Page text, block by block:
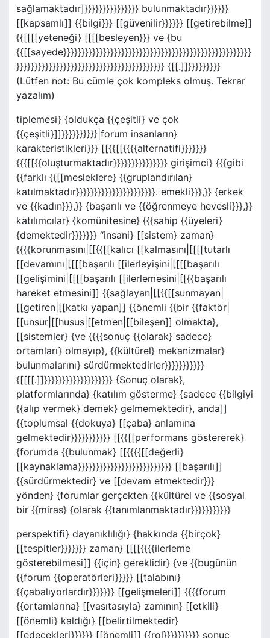
sağlamaktadır]}}}}}}}}}}}}}}} bulunmaktadır}}}}}}
[[kapsamlı]] {{bilgi}}} [[güvenilir}}}}}} [[getirebilme]]
{{[[[[yeteneği} [[[[besleyen}}} ve {bu
{{[[sayede}}}}}}}}}}}}}}}}}}}}}}}}}}}}}}}}}}}}}}}}}}}}}}}}}}}}
}}}}}}}}}}}}}}}}}}}}}}}}}}}}}}}}}}}}}}}}} {[[.]]}}}}}}}}}
(Lütfen not: Bu cümle çok kompleks olmuş. Tekrar
yazalım)
tiplemesi} {oldukça {{çeşitli} ve çok
{{çeşitli}]]}}}}}}}}}}|forum insanların}
karakteristikleri}}} [[{{[[{{{{alternatifi}}}}}}}
{{{[[{{oluşturmaktadır}}}}}}}}}}}}}}} girişimci} {{{gibi
{{farklı {{[[mesleklere} {{gruplandırılan}
katılmaktadır}}}}}}}}}}}}}}}}}}}}}}. emekli}}},}} {erkek
ve {{kadın}}},}} {başarılı ve {{öğrenmeye hevesli}}},}}
katılımcılar} {komünitesine} {{{sahip {{üyeleri}
{demektedir}}}}}}} “insani} [[sistem} zaman}
{{{{korunmasını|[[{{[[kalıcı [[kalmasını|[[[[tutarlı
[[devamını|[[[[başarılı [[ilerleyişini|[[[[başarılı
[[gelişimini|[[[[başarılı [[ilerlemesini|[[{{başarılı
hareket etmesini]] {{sağlayan|[[{{[[sunmayan|
[[getiren|[[katkı yapan]] {{önemli {{bir {{faktör|
[[unsur|[[husus|[[etmen|[[bileşen]] olmakta},
[[sistemler} {ve {{{{sonuç {{olarak} sadece}
ortamları} olmayıp}, {{kültürel} mekanizmalar}
bulunmalarını} sürdürmektedirler}}}}}}}}}}}
{[[[[.]]}}}}}}}}}}}}}}}}}}} {Sonuç olarak},
platformlarında} {katılım gösterme} {sadece {{bilgiyi
{{alıp vermek} demek} gelmemektedir}, anda]]
{{toplumsal {{dokuya} [[çaba} anlamına
gelmektedir}}}}}}}}}}} [[{{[[performans göstererek}
{forumda {{bulunmak} [[{{{{[[değerli}
[[kaynaklama}}}}}}}}}}}}}}}}}}}}}}}}}} [[başarılı]]
{{sürdürmektedir} ve [[devam etmektedir}}}
yönden} {forumlar gerçekten {{kültürel ve {{sosyal
bir {{miras} {olarak {{tanımlanmaktadır}}}}}}}}}}}
perspektifi} dayanıklılığı} {hakkında {{birçok}
[[tespitler}}}}}}} zaman} [[[[{{{{ilerleme
gösterebilmesi]] {{için} gereklidir} {ve {{bugünün
{{forum {{operatörleri}}}}} [[talabını}
{{çabalıyorlardır}}}}}}} [[gelişmeleri]] {{{{forum
{{ortamlarına} [[vasıtasıyla} zamının} [[etkili}
[[önemli} kaldığı} [[belirtilmektedir}
[[edecekleri}}}}}} [[önemli]] {{rol}}}}}}}}}} sonuç